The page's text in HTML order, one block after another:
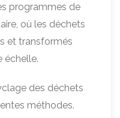
programmes de
où les déchets
et transformés
échelle.
des déchets
méthodes.